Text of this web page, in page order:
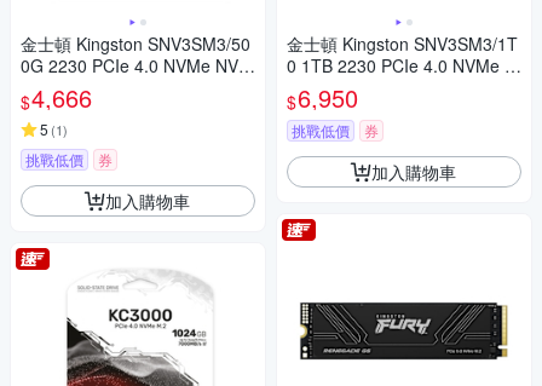
金士頓 Kingston SNV3SM3/50
0G 2230 PCIe 4.0 NVMe NV3
SSD固態硬碟
$4,666
5 (1)
挑戰低價 券
加入購物車
金士頓 Kingston SNV3SM3/1T
0 1TB 2230 PCIe 4.0 NVMe N
V3 SSD固態硬碟
$6,950
挑戰低價 券
加入購物車